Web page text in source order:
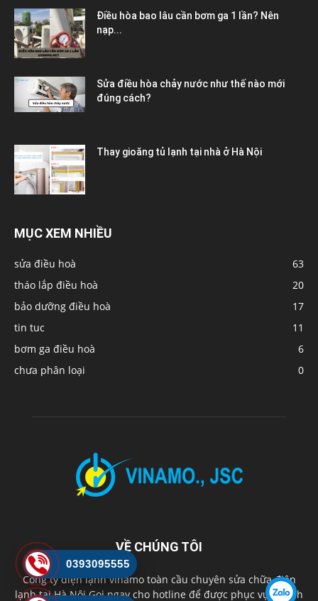
Điều hòa bao lâu cần bơm ga 1 lần? Nên
nạp...
Sửa điều hòa chảy nước như thế nào mới
đúng cách?
Thay gioăng tủ lạnh tại nhà ở Hà Nội
MỤC XEM NHIỀU
sửa điều hoà
63
tháo lắp điều hoà
20
bảo dưỡng điều hoà
17
tin tuc
11
bơm ga điều hoà
6
chưa phân loại
0
VỀ CHÚNG TÔI
Công ty điện lạnh vinamo toàn cầu chuyên sửa chữa điện
lạnh tại Hà Nội Gọi ngay cho hotline để được phục vụ nhanh
0393095555